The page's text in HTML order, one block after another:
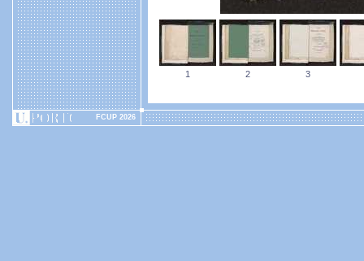
1 2 3
FCUP 2026